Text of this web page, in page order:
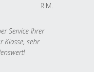
R.M.
Service Ihrer
Klasse, sehr